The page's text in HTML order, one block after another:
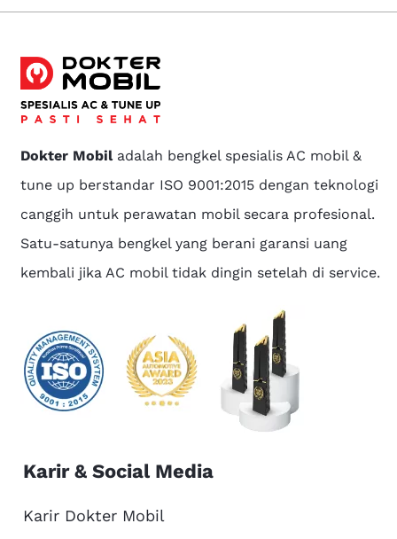
Dokter Mobiladalah bengkel spesialis AC mobil &
tune up berstandar ISO 9001:2015 dengan teknologi
canggih untuk perawatan mobil secara profesional.
Satu-satunya bengkel yang berani garansi uang
kembali jika AC mobil tidak dingin setelah di service.
Karir & Social Media
Karir Dokter Mobil